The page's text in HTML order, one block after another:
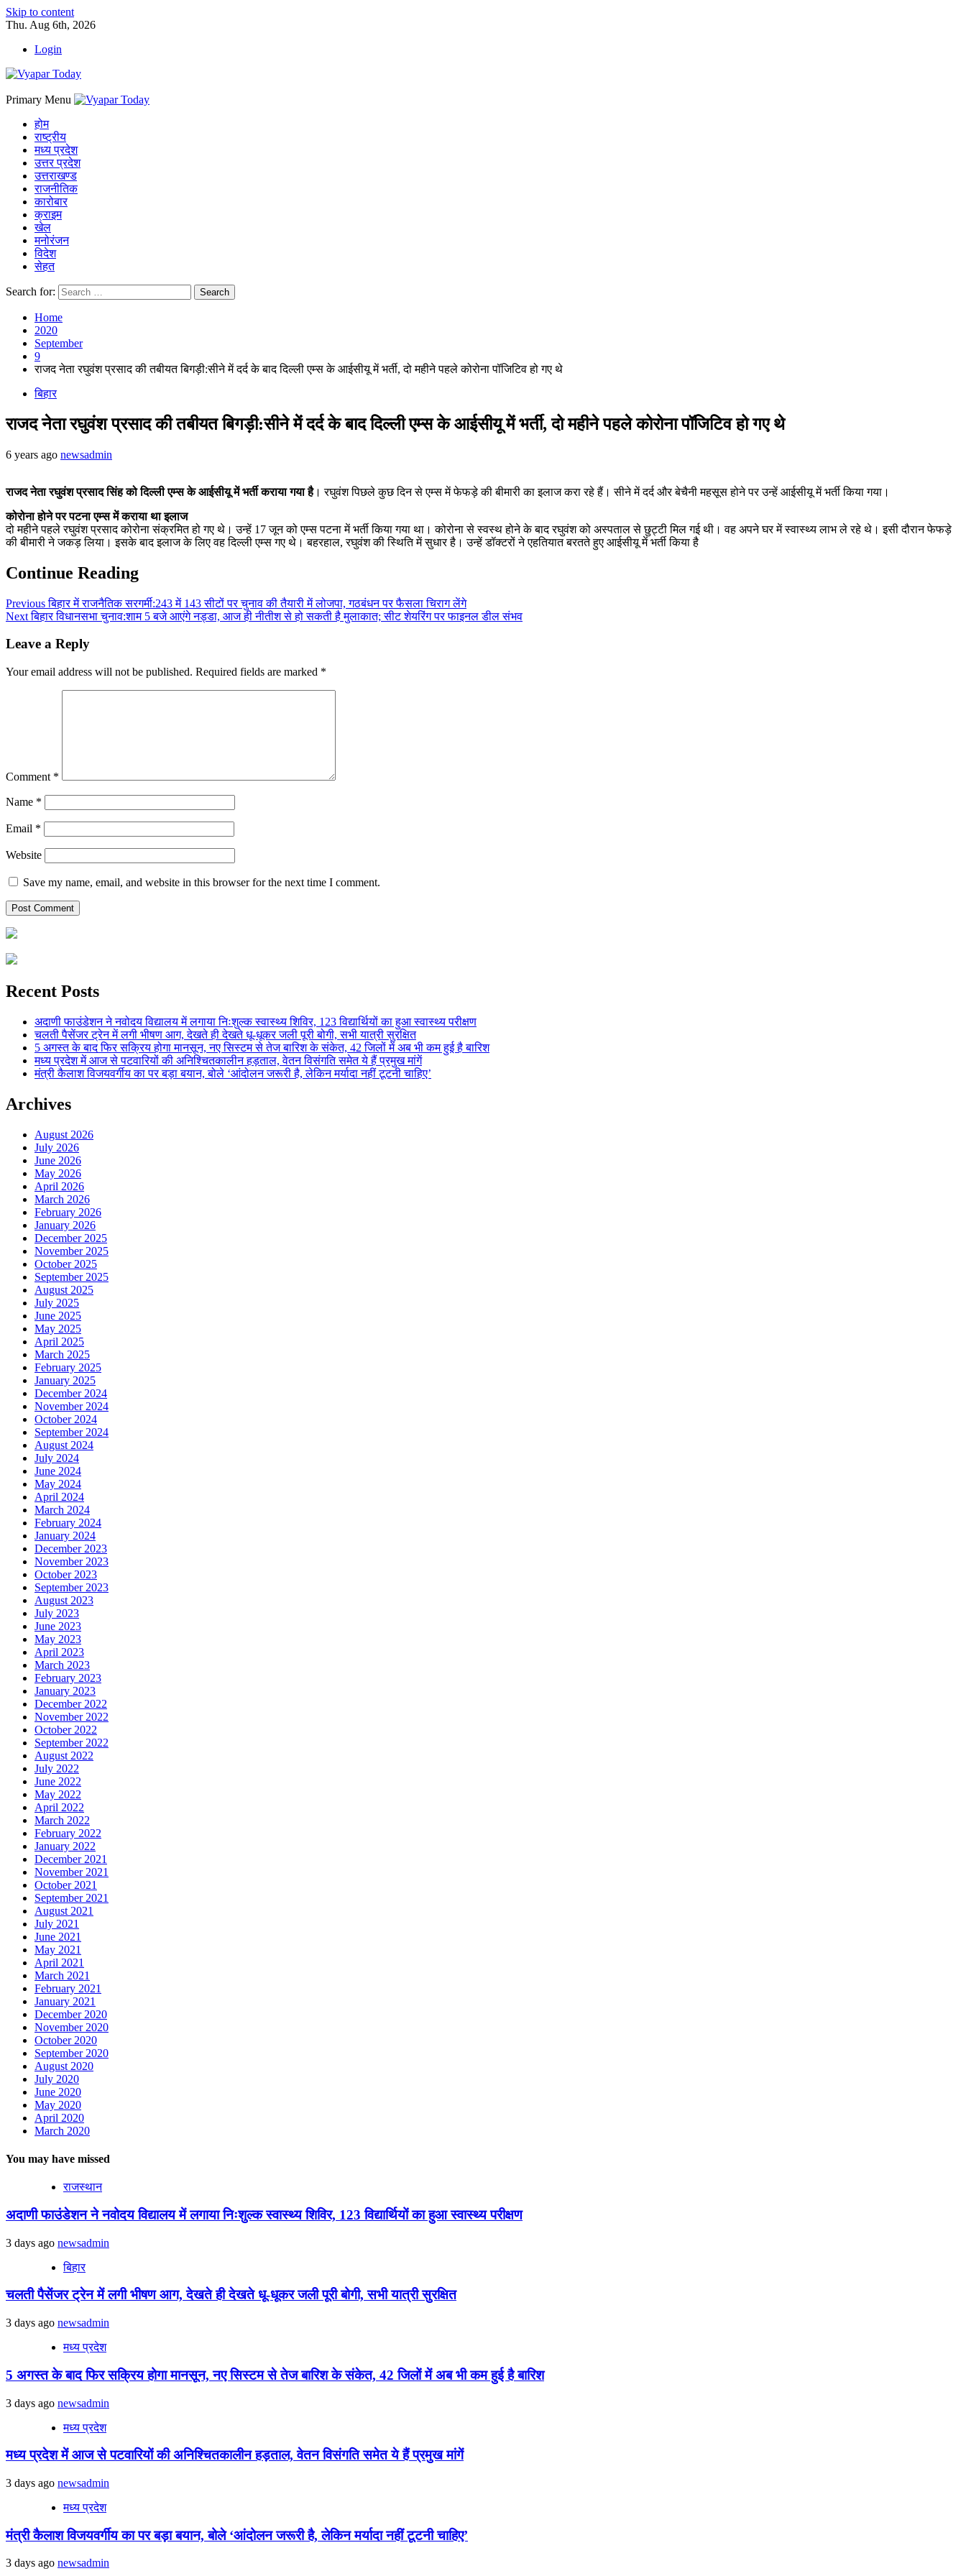
Skip to content
Thu. Aug 6th, 2026
Login
Primary Menu
होम
राष्ट्रीय
मध्य प्रदेश
उत्तर प्रदेश
उत्तराखण्ड
राजनीतिक
कारोबार
क्राइम
खेल
मनोरंजन
विदेश
सेहत
Search for:
Home
2020
September
9
राजद नेता रघुवंश प्रसाद की तबीयत बिगड़ी:सीने में दर्द के बाद दिल्ली एम्स के आईसीयू में भर्ती, दो महीने पहले कोरोना पॉजिटिव हो गए थे
बिहार
राजद नेता रघुवंश प्रसाद की तबीयत बिगड़ी:सीने में दर्द के बाद दिल्ली एम्स के आईसीयू में भर्ती, दो महीने पहले कोरोना पॉजिटिव हो गए थे
6 years ago newsadmin
राजद नेता रघुवंश प्रसाद सिंह को दिल्ली एम्स के आईसीयू में भर्ती कराया गया है। रघुवंश पिछले कुछ दिन से एम्स में फेफड़े की बीमारी का इलाज करा रहे हैं। सीने में दर्द और बेचैनी महसूस होने पर उन्हें आईसीयू में भर्ती किया गया।
कोरोना होने पर पटना एम्स में कराया था इलाज
दो महीने पहले रघुवंश प्रसाद कोरोना संक्रमित हो गए थे। उन्हें 17 जून को एम्स पटना में भर्ती किया गया था। कोरोना से स्वस्थ होने के बाद रघुवंश को अस्पताल से छुट्टी मिल गई थी। वह अपने घर में स्वास्थ्य लाभ ले रहे थे। इसी दौरान फेफड़े
की बीमारी ने जकड़ लिया। इसके बाद इलाज के लिए वह दिल्ली एम्स गए थे। बहरहाल, रघुवंश की स्थिति में सुधार है। उन्हें डॉक्टरों ने एहतियात बरतते हुए आईसीयू में भर्ती किया है
Continue Reading
Previousबिहार में राजनैतिक सरगर्मी:243 में 143 सीटों पर चुनाव की तैयारी में लोजपा, गठबंधन पर फैसला चिराग लेंगे
Nextबिहार विधानसभा चुनाव:शाम 5 बजे आएंगे नड्डा, आज ही नीतीश से हो सकती है मुलाकात; सीट शेयरिंग पर फाइनल डील संभव
Leave a Reply
Your email address will not be published. Required fields are marked *
Comment *
Name *
Email *
Website
Save my name, email, and website in this browser for the next time I comment.
Recent Posts
अदाणी फाउंडेशन ने नवोदय विद्यालय में लगाया निःशुल्क स्वास्थ्य शिविर, 123 विद्यार्थियों का हुआ स्वास्थ्य परीक्षण
चलती पैसेंजर ट्रेन में लगी भीषण आग, देखते ही देखते धू-धूकर जली पूरी बोगी, सभी यात्री सुरक्षित
5 अगस्त के बाद फिर सक्रिय होगा मानसून, नए सिस्टम से तेज बारिश के संकेत, 42 जिलों में अब भी कम हुई है बारिश
मध्य प्रदेश में आज से पटवारियों की अनिश्चितकालीन हड़ताल, वेतन विसंगति समेत ये हैं प्रमुख मांगें
मंत्री कैलाश विजयवर्गीय का पर बड़ा बयान, बोले ‘आंदोलन जरूरी है, लेकिन मर्यादा नहीं टूटनी चाहिए’
Archives
August 2026
July 2026
June 2026
May 2026
April 2026
March 2026
February 2026
January 2026
December 2025
November 2025
October 2025
September 2025
August 2025
July 2025
June 2025
May 2025
April 2025
March 2025
February 2025
January 2025
December 2024
November 2024
October 2024
September 2024
August 2024
July 2024
June 2024
May 2024
April 2024
March 2024
February 2024
January 2024
December 2023
November 2023
October 2023
September 2023
August 2023
July 2023
June 2023
May 2023
April 2023
March 2023
February 2023
January 2023
December 2022
November 2022
October 2022
September 2022
August 2022
July 2022
June 2022
May 2022
April 2022
March 2022
February 2022
January 2022
December 2021
November 2021
October 2021
September 2021
August 2021
July 2021
June 2021
May 2021
April 2021
March 2021
February 2021
January 2021
December 2020
November 2020
October 2020
September 2020
August 2020
July 2020
June 2020
May 2020
April 2020
March 2020
You may have missed
राजस्थान
अदाणी फाउंडेशन ने नवोदय विद्यालय में लगाया निःशुल्क स्वास्थ्य शिविर, 123 विद्यार्थियों का हुआ स्वास्थ्य परीक्षण
3 days ago newsadmin
बिहार
चलती पैसेंजर ट्रेन में लगी भीषण आग, देखते ही देखते धू-धूकर जली पूरी बोगी, सभी यात्री सुरक्षित
3 days ago newsadmin
मध्य प्रदेश
5 अगस्त के बाद फिर सक्रिय होगा मानसून, नए सिस्टम से तेज बारिश के संकेत, 42 जिलों में अब भी कम हुई है बारिश
3 days ago newsadmin
मध्य प्रदेश
मध्य प्रदेश में आज से पटवारियों की अनिश्चितकालीन हड़ताल, वेतन विसंगति समेत ये हैं प्रमुख मांगें
3 days ago newsadmin
मध्य प्रदेश
मंत्री कैलाश विजयवर्गीय का पर बड़ा बयान, बोले ‘आंदोलन जरूरी है, लेकिन मर्यादा नहीं टूटनी चाहिए’
3 days ago newsadmin